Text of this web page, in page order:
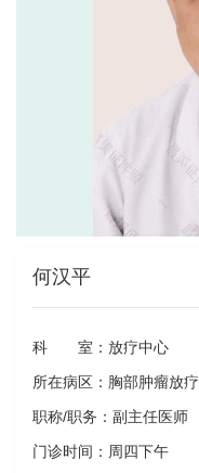
何汉平
科 室： 放疗中心
所在病区： 胸部肿瘤放疗
职称/职务： 副主任医师
门诊时间： 周四下午